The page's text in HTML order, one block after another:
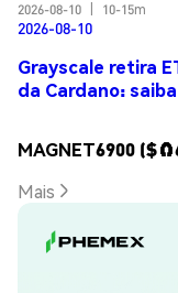
2026-08-10
10-15m
2026-08-10
Grayscale retira
da Cardano:
MAGNET6900
Mais